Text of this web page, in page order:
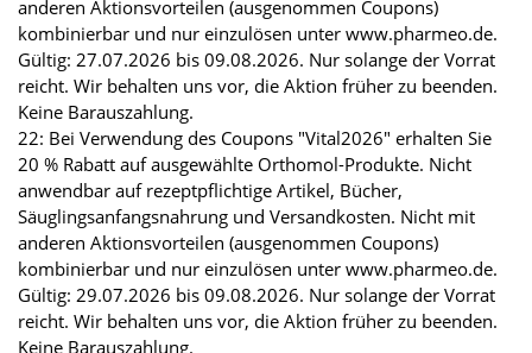
anderen Aktionsvorteilen (ausgenommen Coupons)
kombinierbar und nur einzulösen unter www.pharmeo.de.
Gültig: 27.07.2026 bis 09.08.2026. Nur solange der Vorrat
reicht. Wir behalten uns vor, die Aktion früher zu beenden.
Keine Barauszahlung.
22: Bei Verwendung des Coupons "Vital2026" erhalten Sie
20 % Rabatt auf ausgewählte Orthomol-Produkte. Nicht
anwendbar auf rezeptpflichtige Artikel, Bücher,
Säuglingsanfangsnahrung und Versandkosten. Nicht mit
anderen Aktionsvorteilen (ausgenommen Coupons)
kombinierbar und nur einzulösen unter www.pharmeo.de.
Gültig: 29.07.2026 bis 09.08.2026. Nur solange der Vorrat
reicht. Wir behalten uns vor, die Aktion früher zu beenden.
Keine Barauszahlung.